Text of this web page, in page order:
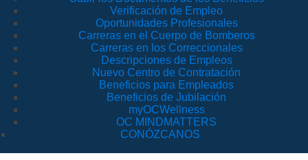
Verificación de Empleo
Oportunidades Profesionales
Carreras en el Cuerpo de Bomberos
Carreras en los Correccionales
Descripciones de Empleos
Nuevo Centro de Contratación
Beneficios para Empleados
Beneficios de Jubilación
myOCWellness
OC MINDMATTERS
CONÓZCANOS